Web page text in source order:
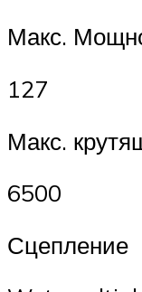
Макс.
127
Макс.
6500
Сцепление